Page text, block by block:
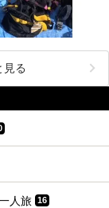
見る
人旅 16